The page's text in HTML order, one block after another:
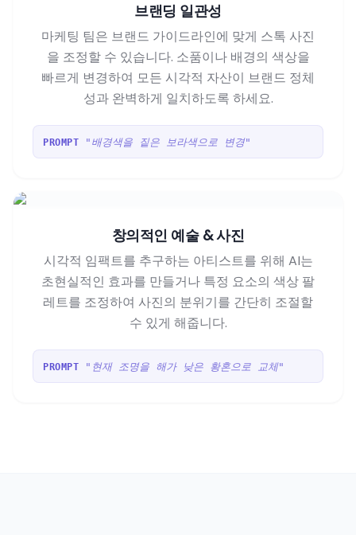
브랜딩 일관성
마케팅 팀은 브랜드 가이드라인에 맞게 스톡 사진
을 조정할 수 있습니다. 소품이나 배경의 색상을
빠르게 변경하여 모든 시각적 자산이 브랜드 정체
성과 완벽하게 일치하도록 하세요.
PROMPT "배경색을 짙은 보라색으로 변경"
창의적인 예술 & 사진
시각적 임팩트를 추구하는 아티스트를 위해 AI는
초현실적인 효과를 만들거나 특정 요소의 색상 팔
레트를 조정하여 사진의 분위기를 간단히 조절할
수 있게 해줍니다.
PROMPT "현재 조명을 해가 낮은 황혼으로 교체"